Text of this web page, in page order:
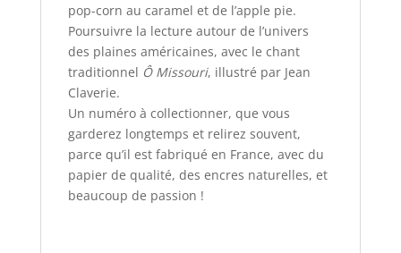
pop-corn au caramel et de l’apple pie.
Poursuivre la lecture autour de l’univers
des plaines américaines, avec le chant
traditionnel Ô Missouri, illustré par Jean
Claverie.
Un numéro à collectionner, que vous
garderez longtemps et relirez souvent,
parce qu’il est fabriqué en France, avec du
papier de qualité, des encres naturelles, et
beaucoup de passion !